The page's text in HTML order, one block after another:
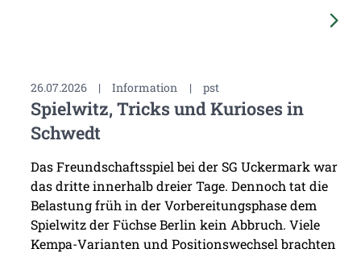
26.07.2026 | Information | pst
Spielwitz, Tricks und Kurioses in
Schwedt
Das Freundschaftsspiel bei der SG Uckermark war
das dritte innerhalb dreier Tage. Dennoch tat die
Belastung früh in der Vorbereitungsphase dem
Spielwitz der Füchse Berlin kein Abbruch. Viele
Kempa-Varianten und Positionswechsel brachten